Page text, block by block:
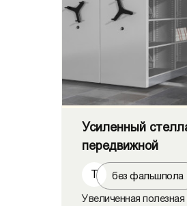
Усиленный
передвижной
Т без фальшпола
Увеличенная полезная